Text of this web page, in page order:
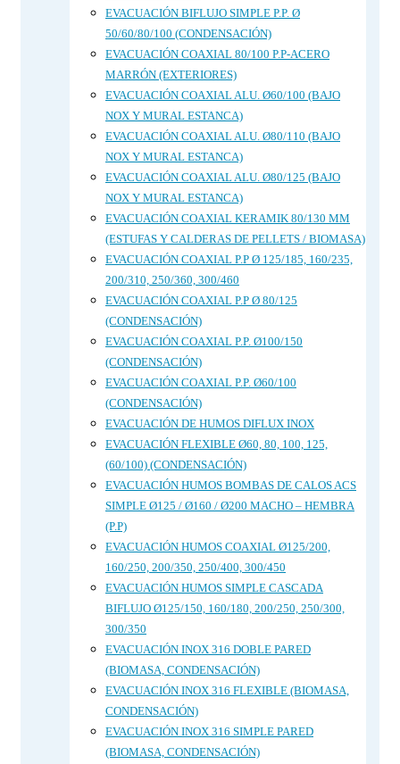
EVACUACIÓN BIFLUJO SIMPLE P.P. Ø
50/60/80/100 (CONDENSACIÓN)
EVACUACIÓN COAXIAL 80/100 P.P-ACERO
MARRÓN (EXTERIORES)
EVACUACIÓN COAXIAL ALU. Ø60/100 (BAJO
NOX Y MURAL ESTANCA)
EVACUACIÓN COAXIAL ALU. Ø80/110 (BAJO
NOX Y MURAL ESTANCA)
EVACUACIÓN COAXIAL ALU. Ø80/125 (BAJO
NOX Y MURAL ESTANCA)
EVACUACIÓN COAXIAL KERAMIK 80/130 MM
(ESTUFAS Y CALDERAS DE PELLETS / BIOMASA)
EVACUACIÓN COAXIAL P.P Ø 125/185, 160/235,
200/310, 250/360, 300/460
EVACUACIÓN COAXIAL P.P Ø 80/125
(CONDENSACIÓN)
EVACUACIÓN COAXIAL P.P. Ø100/150
(CONDENSACIÓN)
EVACUACIÓN COAXIAL P.P. Ø60/100
(CONDENSACIÓN)
EVACUACIÓN DE HUMOS DIFLUX INOX
EVACUACIÓN FLEXIBLE Ø60, 80, 100, 125,
(60/100) (CONDENSACIÓN)
EVACUACIÓN HUMOS BOMBAS DE CALOS ACS
SIMPLE Ø125 / Ø160 / Ø200 MACHO – HEMBRA
(P.P)
EVACUACIÓN HUMOS COAXIAL Ø125/200,
160/250, 200/350, 250/400, 300/450
EVACUACIÓN HUMOS SIMPLE CASCADA
BIFLUJO Ø125/150, 160/180, 200/250, 250/300,
300/350
EVACUACIÓN INOX 316 DOBLE PARED
(BIOMASA, CONDENSACIÓN)
EVACUACIÓN INOX 316 FLEXIBLE (BIOMASA,
CONDENSACIÓN)
EVACUACIÓN INOX 316 SIMPLE PARED
(BIOMASA, CONDENSACIÓN)